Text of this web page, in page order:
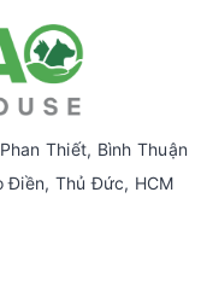
Thiết, Bình Thuận
Điền, Thủ Đức, HCM